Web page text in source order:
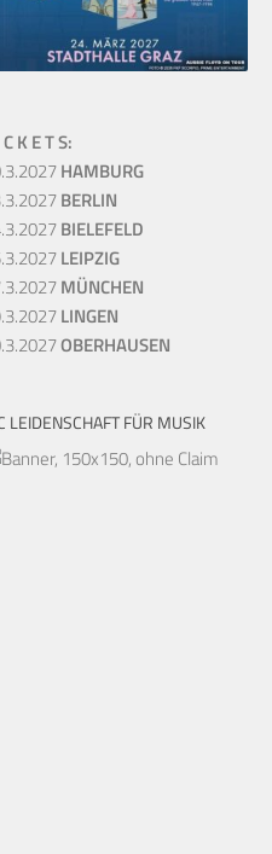
K E T S:
HAMBURG
BERLIN
BIELEFELD
LEIPZIG
MÜNCHEN
LINGEN
OBERHAUSEN
LEIDENSCHAFT FÜR MUSIK